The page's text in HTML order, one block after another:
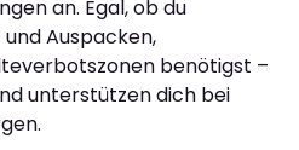
an. Egal, ob du
Auspacken,
benötigst –
unterstützen dich bei